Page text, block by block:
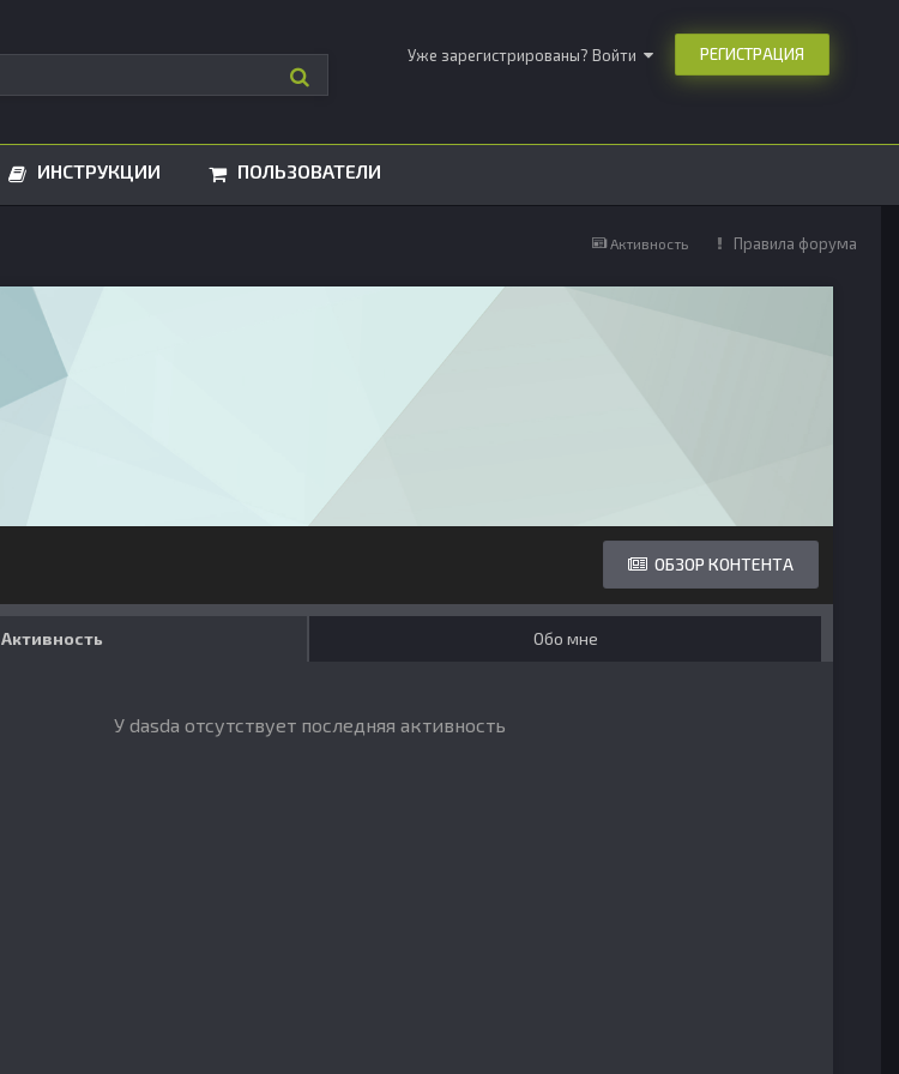
Уже зарегистрированы? Войти РЕГИСТРАЦИЯ
ИНСТРУКЦИИ ПОЛЬЗОВАТЕЛИ
Активность Правила форума
ОБЗОР КОНТЕНТА
Активность Обо мне
У dasda отсутствует последняя активность